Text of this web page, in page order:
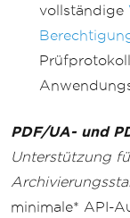
vollständige
PDF/UA- und
Unterstützung
minimale* API-